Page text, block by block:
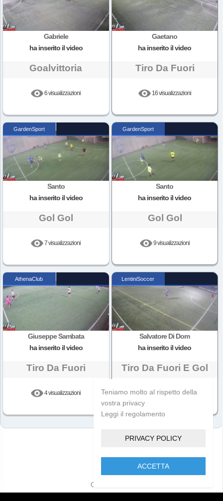
Gabriele
ha inserito il video
Goalvittoria
6 visualizzazioni
Gaetano
ha inserito il video
Tiro Da Fuori
16 visualizzazioni
GardenSport
Santo
ha inserito il video
Gol Gol
7 visualizzazioni
GardenSport
Santo
ha inserito il video
Gol Gol
9 visualizzazioni
AthenaClub
Giuseppe Sambata
ha inserito il video
Tiro Da Fuori
4 visualizzazioni
LentiniSoccer
Salvatore Di Dom
ha inserito il video
Tiro Da Fuori E Gol
10 visualizzazioni
Teniamo molto al rispetto della
vostra privacy
Leggi il regolamento
PRIVACY POLICY
ACCETTA
Golcam 2021